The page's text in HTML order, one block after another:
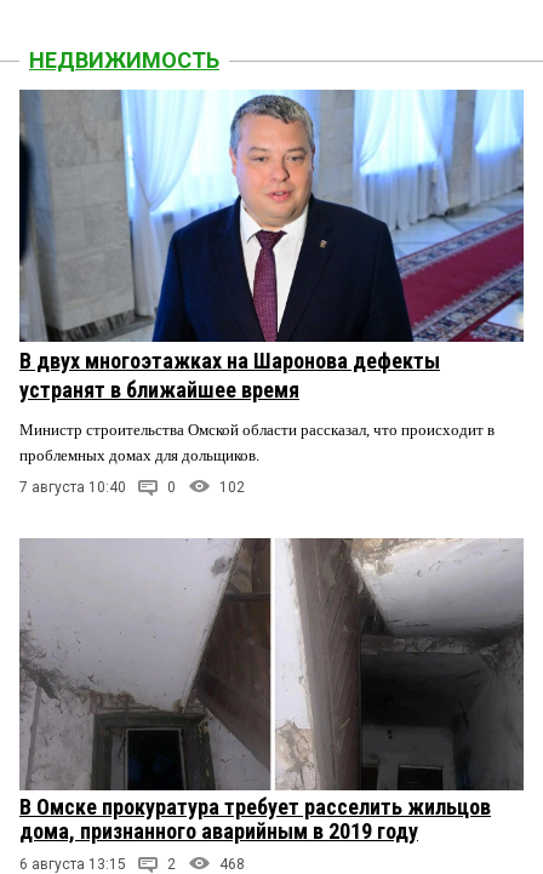
НЕДВИЖИМОСТЬ
В двух многоэтажках на Шаронова дефекты
устранят в ближайшее время
Министр строительства Омской области рассказал, что происходит в
проблемных домах для дольщиков.
7 августа 10:40 0 102
В Омске прокуратура требует расселить жильцов
дома, признанного аварийным в 2019 году
6 августа 13:15 2 468